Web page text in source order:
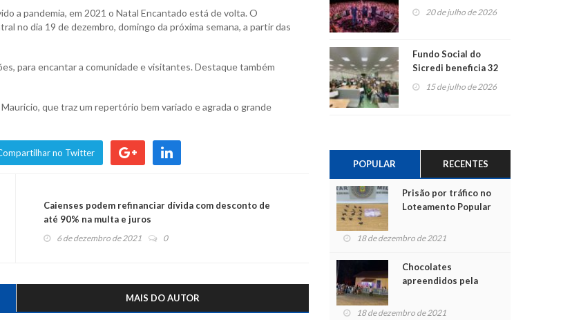
a pandemia, em 2021 o Natal Encantado está de volta. O
no dia 19 de dezembro, domingo da próxima semana, a partir das
para encantar a comunidade e visitantes. Destaque também
que traz um repertório bem variado e agrada o grande
no Twitter
Caienses podem refinanciar dívida com desconto de
até 90% na multa e juros
6 de dezembro de 2021 0
MAIS DO AUTOR
ao show dos 45 anos
para mais associados
20 de julho de 2026
Fundo Social do
Sicredi beneficia 32
projetos em
15 de julho de 2026
POPULAR RECENTES
Prisão por tráfico no
Loteamento Popular
18 de dezembro de 2021
Chocolates
apreendidos pela
para crianças na
18 de dezembro de 2021